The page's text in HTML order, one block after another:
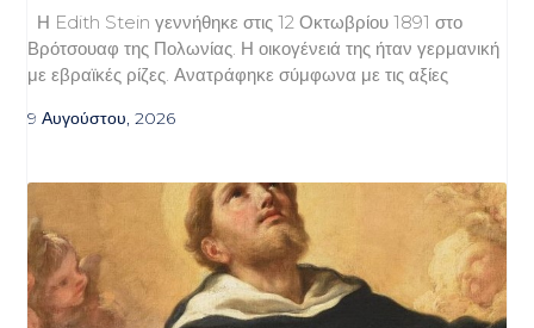
Η Edith Stein γεννήθηκε στις 12 Οκτωβρίου 1891 στο
Βρότσουαφ της Πολωνίας. Η οικογένειά της ήταν γερμανική
με εβραϊκές ρίζες. Ανατράφηκε σύμφωνα με τις αξίες
9 Αυγούστου, 2026